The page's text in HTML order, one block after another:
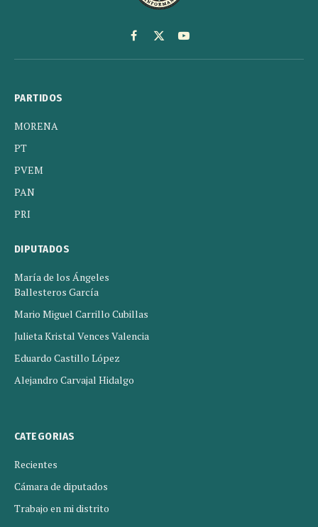
Facebook
X
(Twitter)
YouTube
PARTIDOS
MORENA
PT
PVEM
PAN
PRI
DIPUTADOS
María de los Ángeles
Ballesteros García
Mario Miguel Carrillo Cubillas
Julieta Kristal Vences Valencia
Eduardo Castillo López
Alejandro Carvajal Hidalgo
CATEGORIAS
Recientes
Cámara de diputados
Trabajo en mi distrito